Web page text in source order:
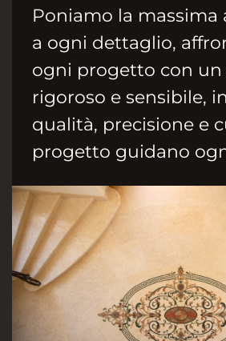
Poniamo la massima
a ogni dettaglio,
ogni progetto con un
rigoroso e sensibile,
qualità, precisione e
progetto guidano